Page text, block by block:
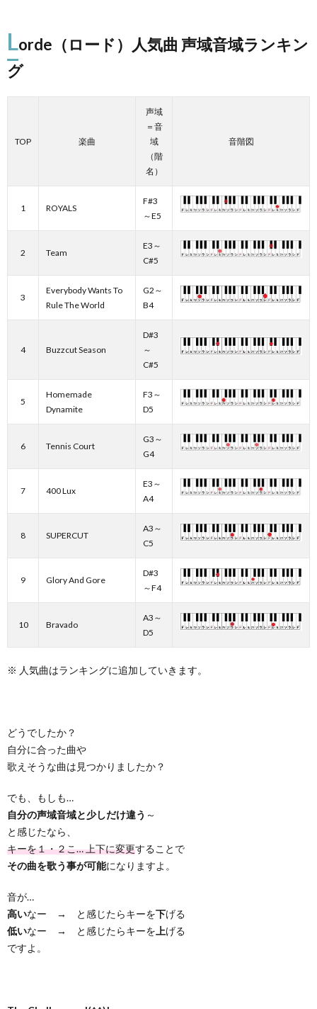
Lorde（ロード）人気曲 声域音域ランキン
グ
TOP 楽曲
声域
＝音
域
（階
名）
音階図
1 ROYALS
F#3
～E5
2 Team
E3～
C#5
3
Everybody Wants To
Rule The World
G2～
B4
4 Buzzcut Season
D#3
～
C#5
5
Homemade
Dynamite
F3～
D5
6 Tennis Court
G3～
G4
7 400 Lux
E3～
A4
8 SUPERCUT
A3～
C5
9 Glory And Gore
D#3
～F4
10 Bravado
A3～
D5
※ 人気曲はランキングに追加していきます。
どうでしたか？
自分に合った曲や
歌えそうな曲は見つかりましたか？
でも、もしも…
自分の声域音域と少しだけ違う ～
と感じたなら、
キーを１・２こ… 上下に変更することで
その曲を歌う事が可能になりますよ。
音が…
高いなー → と感じたらキーを下げる
低いなー → と感じたらキーを 上げる
ですよ。